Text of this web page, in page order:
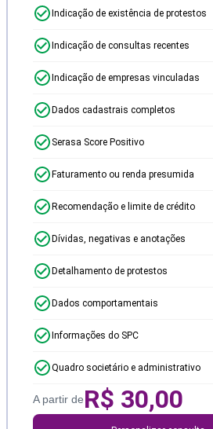
Indicação de existência de protestos
Indicação de consultas recentes
Indicação de empresas vinculadas
Dados cadastrais completos
Serasa Score Positivo
Faturamento ou renda presumida
Recomendação e limite de crédito
Dívidas, negativas e anotações
Detalhamento de protestos
Dados comportamentais
Informações do SPC
Quadro societário e administrativo
A partir deR$ 30,00